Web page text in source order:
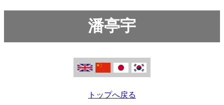
潘亭宇
トップへ戻る